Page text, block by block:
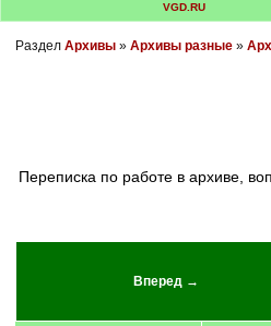
VGD.RU
Раздел Архивы» Архивы разные»
переписка по работе в архиве, вопросы по наличию информации в том или ином фонде и пр. нужная информация, в темах по фондам только справочная информация, вопросы там не задаются -
Вперед →